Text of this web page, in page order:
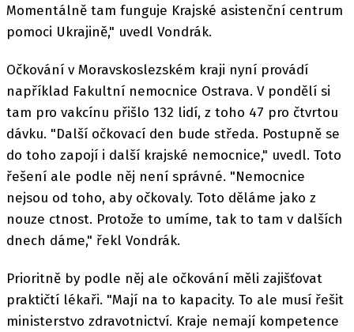
Momentálně tam funguje Krajské asistenční centrum
pomoci Ukrajině," uvedl Vondrák.
Očkování v Moravskoslezském kraji nyní provádí
například Fakultní nemocnice Ostrava. V pondělí si
tam pro vakcínu přišlo 132 lidí, z toho 47 pro čtvrtou
dávku. "Další očkovací den bude středa. Postupně se
do toho zapojí i další krajské nemocnice," uvedl. Toto
řešení ale podle něj není správné. "Nemocnice
nejsou od toho, aby očkovaly. Toto děláme jako z
nouze ctnost. Protože to umíme, tak to tam v dalších
dnech dáme," řekl Vondrák.
Prioritně by podle něj ale očkování měli zajišťovat
praktičtí lékaři. "Mají na to kapacity. To ale musí řešit
ministerstvo zdravotnictví. Kraje nemají kompetence